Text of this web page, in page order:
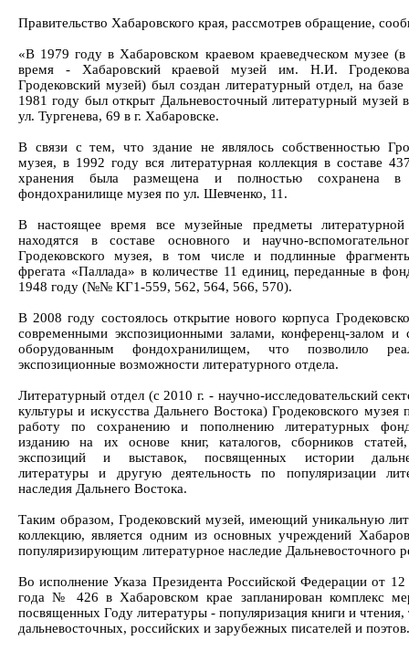
Правительство Хабаровского края, рассмотрев обращение,
«В 1979 году в Хабаровском краевом краеведческом музее (в
время - Хабаровский краевой музей им. Н.И.
Гродековский музей) был создан литературный отдел, на базе
1981 году был открыт Дальневосточный литературный музей
ул. Тургенева, 69 в г. Хабаровске.
В связи с тем, что здание не являлось собственностью
музея, в 1992 году вся литературная коллекция в составе
хранения была размещена и полностью сохранена в
фондохранилище музея по ул. Шевченко, 11.
В настоящее время все музейные предметы литературной
находятся в составе основного и научно-
Гродековского музея, в том числе и подлинные
фрегата «Паллада» в количестве 11 единиц, переданные в
1948 году (№№ КГ1-559, 562, 564, 566, 570).
В 2008 году состоялось открытие нового корпуса
современными экспозиционными залами, конференц-залом и
оборудованным фондохранилищем, что позволило
экспозиционные возможности литературного отдела.
Литературный отдел (с 2010 г. - научно-исследовательский
культуры и искусства Дальнего Востока) Гродековского музея
работу по сохранению и пополнению литературных
изданию на их основе книг, каталогов, сборников
экспозиций и выставок, посвященных истории
литературы и другую деятельность по популяризации
наследия Дальнего Востока.
Таким образом, Гродековский музей, имеющий уникальную
коллекцию, является одним из основных учреждений
популяризирующим литературное наследие Дальневосточного
Во исполнение Указа Президента Российской Федерации от
года № 426 в Хабаровском крае запланирован комплекс
посвященных Году литературы - популяризация книги и чтения,
дальневосточных, российских и зарубежных писателей и поэтов.